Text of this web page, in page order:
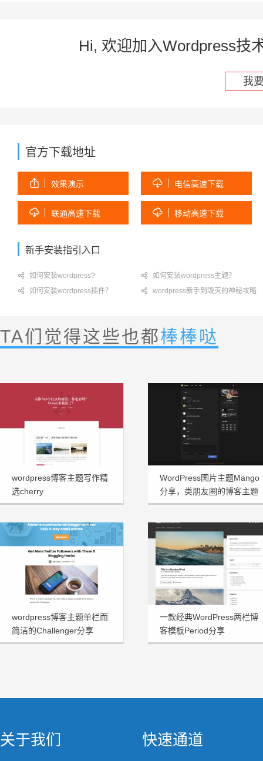
Hi, 欢迎加入Wordpress技
我
官方下载地址
 效果演示  电信高速下载
 联通高速下载  移动高速下载
新手安装指引入口
 如何安装wordpress?  如何安装wordpress主题？
 如何安装wordpress插件？  wordpress新手到毁灭的神秘攻略
TA们觉得这些也都棒棒哒
wordpress博客主题写作精
选cherry
WordPress图片主题Mango
分享，类朋友圈的博客主题
wordpress博客主题单栏而
简洁的Challenger分享
一款经典WordPress两栏博
客模板Period分享
关于我们 快速通道